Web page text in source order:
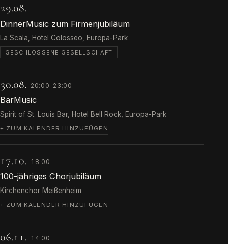
29.08.
DinnerMusic zum Firmenjubiläum
La Scala, Hotel Colosseo, Europa-Park
GESCHLOSSENE GESELLSCHAFT
30.08. 20:00–23:00
BarMusic
Spirit of St. Louis Bar, Hotel Bell Rock, Europa-Park
+ ZUM KALENDER HINZUFÜGEN
17.10. 18:00
100-jähriges Chorjubiläum
Kirchenchor Meißenheim
+ ZUM KALENDER HINZUFÜGEN
06.11. 14:00